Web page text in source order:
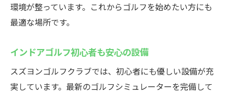
環境が整っています。これからゴルフを始めたい方にも
最適な場所です。
インドアゴルフ初心者も安心の設備
スズヨンゴルフクラブでは、初心者にも優しい設備が充
実しています。最新のゴルフシミュレーターを完備して